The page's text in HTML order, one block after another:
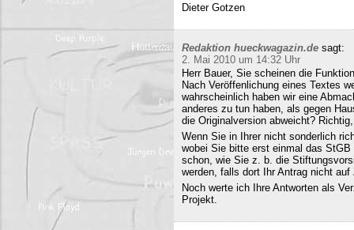
Dieter Gotzen
Redaktion hueckwagazin.de sagt:
2. Mai 2010 um 14:32 Uhr
Herr Bauer, Sie scheinen die
Nach Veröffenlichung eines Textes
wahrscheinlich haben wir eine
anderes zu tun haben, als gegen
die Originalversion abweicht?
Wenn Sie in Ihrer nicht sonderlich
wobei Sie bitte erst einmal das
schon, wie Sie z. b. die
werden, falls dort Ihr Antrag nicht
Noch werte ich Ihre Antworten als
Projekt.